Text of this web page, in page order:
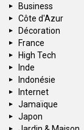
Business
Côte d'Azur
Décoration
France
High Tech
Inde
Indonésie
Internet
Jamaïque
Japon